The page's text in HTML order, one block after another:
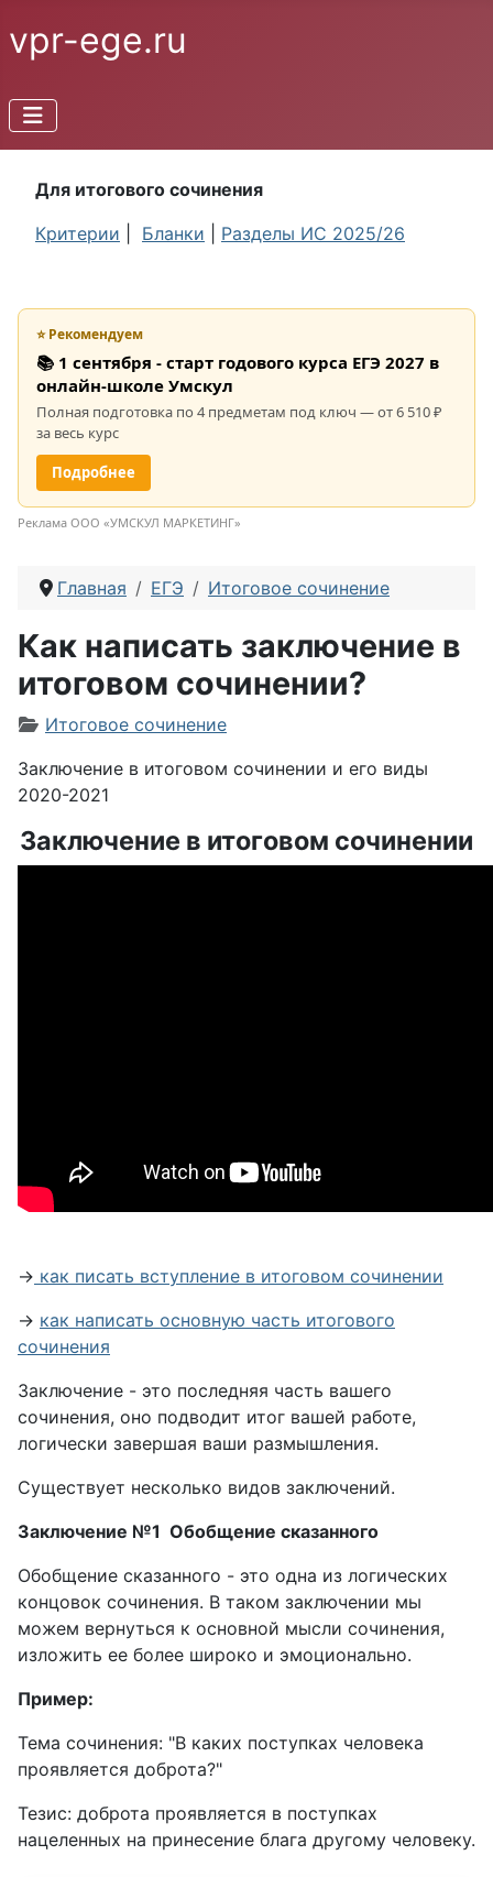
vpr-ege.ru
Для итогового сочинения
Критерии
Бланки Разделы ИС 2025/26
⭐ Рекомендуем
📚 1 сентября - старт годового курса ЕГЭ 2027 в
онлайн-школе Умскул
Полная подготовка по 4 предметам под ключ — от 6 510 ₽
за весь курс
Подробнее
Реклама ООО «УМСКУЛ МАРКЕТИНГ»
Главная ЕГЭ Итоговое сочинение
Как написать заключение в
итоговом сочинении?
Информация о материале
Итоговое сочинение
Заключение в итоговом сочинении и его виды
2020-2021
Заключение в итоговом сочинении
→ как писать вступление в итоговом сочинении
→ как написать основную часть итогового
сочинения
Заключение - это последняя часть вашего
сочинения, оно подводит итог вашей работе,
логически завершая ваши размышления.
Существует несколько видов заключений.
Заключение №1 Обобщение сказанного
Обобщение сказанного - это одна из логических
концовок сочинения. В таком заключении мы
можем вернуться к основной мысли сочинения,
изложить ее более широко и эмоционально.
Пример:
Тема сочинения: "В каких поступках человека
проявляется доброта?"
Тезис: доброта проявляется в поступках
нацеленных на принесение блага другому человеку.